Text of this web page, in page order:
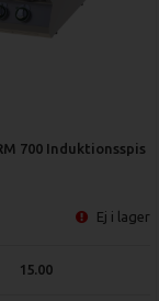
700 Induktionsspis
Ej i lager
15.00